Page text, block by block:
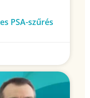
PSA-szűrés